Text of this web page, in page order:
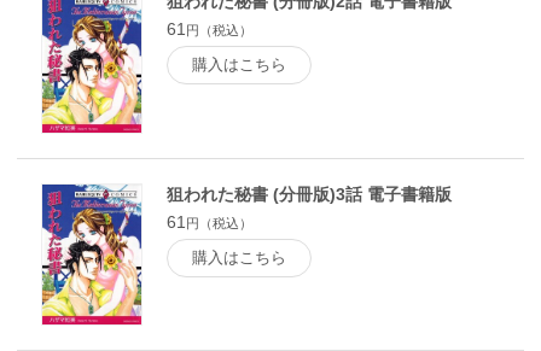
61 円（税込）
購入はこちら
狙われた秘書 (分冊版)3話 電子書籍版
61 円（税込）
購入はこちら